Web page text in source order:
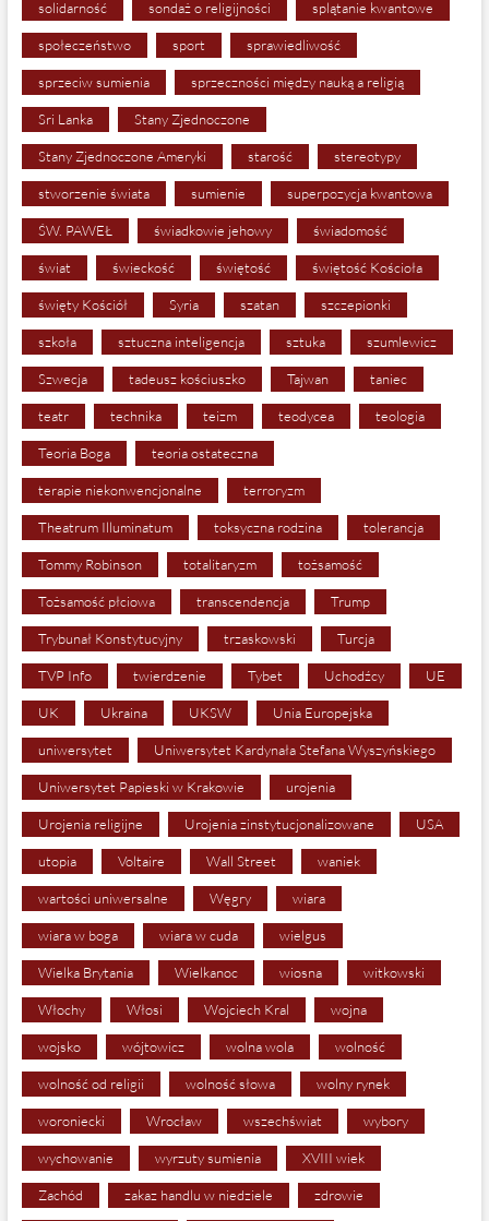
solidarność sondaż o religijności splątanie kwantowe
społeczeństwo sport sprawiedliwość
sprzeciw sumienia sprzeczności między nauką a religią
Sri Lanka Stany Zjednoczone
Stany Zjednoczone Ameryki starość stereotypy
stworzenie świata sumienie superpozycja kwantowa
ŚW. PAWEŁ świadkowie jehowy świadomość
świat świeckość świętość świętość Kościoła
święty Kościół Syria szatan szczepionki
szkoła sztuczna inteligencja sztuka szumlewicz
Szwecja tadeusz kościuszko Tajwan taniec
teatr technika teizm teodycea teologia
Teoria Boga teoria ostateczna
terapie niekonwencjonalne terroryzm
Theatrum Illuminatum toksyczna rodzina tolerancja
Tommy Robinson totalitaryzm tożsamość
Tożsamość płciowa transcendencja Trump
Trybunał Konstytucyjny trzaskowski Turcja
TVP Info twierdzenie Tybet Uchodźcy UE
UK Ukraina UKSW Unia Europejska
uniwersytet Uniwersytet Kardynała Stefana Wyszyńskiego
Uniwersytet Papieski w Krakowie urojenia
Urojenia religijne Urojenia zinstytucjonalizowane USA
utopia Voltaire Wall Street waniek
wartości uniwersalne Węgry wiara
wiara w boga wiara w cuda wielgus
Wielka Brytania Wielkanoc wiosna witkowski
Włochy Włosi Wojciech Kral wojna
wojsko wójtowicz wolna wola wolność
wolność od religii wolność słowa wolny rynek
woroniecki Wrocław wszechświat wybory
wychowanie wyrzuty sumienia XVIII wiek
Zachód zakaz handlu w niedziele zdrowie